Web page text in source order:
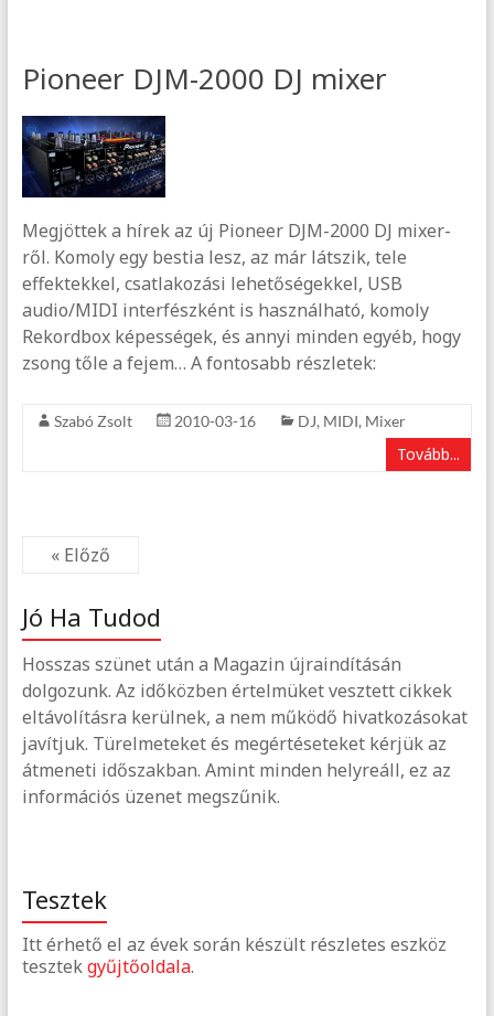
Pioneer DJM-2000 DJ mixer
Megjöttek a hírek az új Pioneer DJM-2000 DJ mixer-
ről. Komoly egy bestia lesz, az már látszik, tele
effektekkel, csatlakozási lehetőségekkel, USB
audio/MIDI interfészként is használható, komoly
Rekordbox képességek, és annyi minden egyéb, hogy
zsong tőle a fejem… A fontosabb részletek:
Szabó Zsolt 2010-03-16 DJ, MIDI, Mixer
Tovább...
« Előző
Jó Ha Tudod
Hosszas szünet után a Magazin újraindításán
dolgozunk. Az időközben értelmüket vesztett cikkek
eltávolításra kerülnek, a nem működő hivatkozásokat
javítjuk. Türelmeteket és megértéseteket kérjük az
átmeneti időszakban. Amint minden helyreáll, ez az
információs üzenet megszűnik.
Tesztek
Itt érhető el az évek során készült részletes eszköz
tesztekgyűjtőoldala.